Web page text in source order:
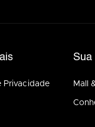
Privacidade
Sua
Mall